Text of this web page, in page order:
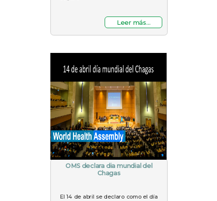
Leer más...
OMS declara dia mundial del
Chagas
El 14 de abril se declaro como el día